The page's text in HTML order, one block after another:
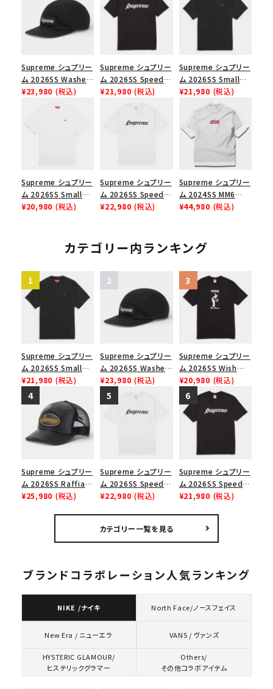
Supreme シュプリー
ム 2026SS Washed
Chino Twill Camp
¥23,980 (税込)
Supreme シュプリー
ム 2026SS Speed
Tee スピードTシャツ
¥21,980 (税込)
Supreme シュプリー
ム 2026SS Small
Box Tee スモールボ
ックスTシャツ ブラッ
¥21,980 (税込)
Supreme シュプリー
ム 2026SS Small
Box Tee スモールボ
¥20,980 (税込)
Supreme シュプリー
ム 2026SS Speed
Tee スピードTシャツ
¥22,980 (税込)
Supreme シュプリー
ム 2024SS MM6
Maison Margiela
クスロゴTシャツ ホ
ワイト 白
¥44,980 (税込)
カテゴリー内ランキング
Supreme シュプリー
ム 2026SS Small
Box Tee スモールボ
ックスTシャツ ブラッ
ク
¥21,980 (税込)
Supreme シュプリー
ム 2026SS Washed
Chino Twill Camp
Cap ウォッシュド チ
ノツイル キャンプキャ
ップ ブラック
¥23,980 (税込)
Supreme シュプリー
ム 2026SS Wish
Tee ウィッシュTシ
ャツ ブラック
¥20,980 (税込)
Supreme シュプリー
ム 2026SS Raffia
Mesh Back 5-Panel
¥25,980 (税込)
Supreme シュプリー
ム 2026SS Speed
Tee スピードTシャツ
¥22,980 (税込)
Supreme シュプリー
ム 2026SS Speed
Tee スピードTシャツ
¥21,980 (税込)
カテゴリー一覧を見る
ブランドコラボレーション人気ランキング
NIKE /ナイキ North Face/ノースフェイス
New Era / ニューエラ VANS / ヴァンズ
HYSTERIC GLAMOUR/
ヒステリックグラマー
Others/
その他コラボアイテム